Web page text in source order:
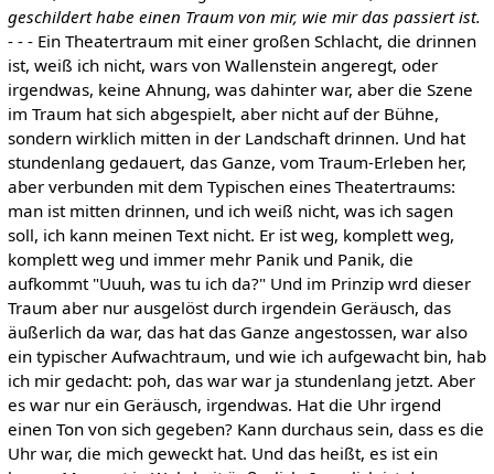
geschildert habe einen Traum von mir, wie mir das passiert ist.
- - - Ein Theatertraum mit einer großen Schlacht, die drinnen
ist, weiß ich nicht, wars von Wallenstein angeregt, oder
irgendwas, keine Ahnung, was dahinter war, aber die Szene
im Traum hat sich abgespielt, aber nicht auf der Bühne,
sondern wirklich mitten in der Landschaft drinnen. Und hat
stundenlang gedauert, das Ganze, vom Traum-Erleben her,
aber verbunden mit dem Typischen eines Theatertraums:
man ist mitten drinnen, und ich weiß nicht, was ich sagen
soll, ich kann meinen Text nicht. Er ist weg, komplett weg,
komplett weg und immer mehr Panik und Panik, die
aufkommt "Uuuh, was tu ich da?" Und im Prinzip wrd dieser
Traum aber nur ausgelöst durch irgendein Geräusch, das
äußerlich da war, das hat das Ganze angestossen, war also
ein typischer Aufwachtraum, und wie ich aufgewacht bin, hab
ich mir gedacht: poh, das war war ja stundenlang jetzt. Aber
es war nur ein Geräusch, irgendwas. Hat die Uhr irgend
einen Ton von sich gegeben? Kann durchaus sein, dass es die
Uhr war, die mich geweckt hat. Und das heißt, es ist ein